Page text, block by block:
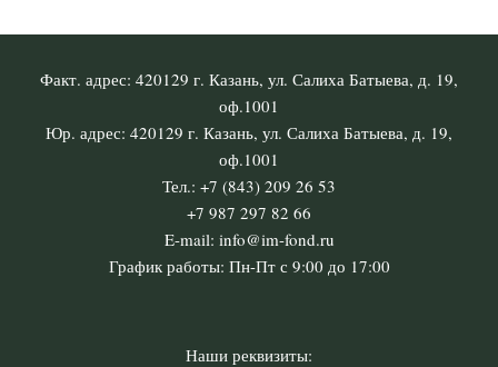
Факт. адрес: 420129 г. Казань, ул. Салиха Батыева, д. 19,
оф.1001
Юр. адрес: 420129 г. Казань, ул. Салиха Батыева, д. 19,
оф.1001
Тел.: +7 (843) 209 26 53
+7 987 297 82 66
E-mail: info@im-fond.ru
График работы: Пн-Пт с 9:00 до 17:00
Наши реквизиты: